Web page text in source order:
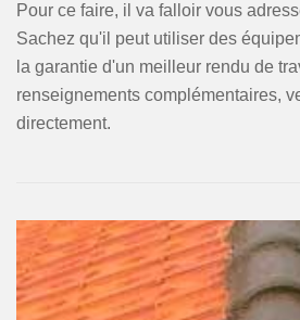
Pour ce faire, il va falloir vous
Sachez qu'il peut utiliser des
la garantie d'un meilleur rendu de
renseignements complémentaires,
directement.